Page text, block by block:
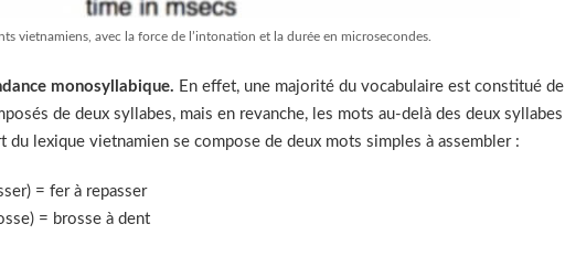
vietnamiens, avec la force de l’intonation et la durée en microsecondes.
monosyllabique. En effet, une majorité du vocabulaire est constitué de
de deux syllabes, mais en revanche, les mots au-delà des deux syllabes
du lexique vietnamien se compose de deux mots simples à assembler :
= fer à repasser
= brosse à dent